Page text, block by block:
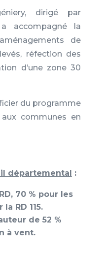
dirigé par
a accompagné la
de
réfection des
d’une zone 30
du programme
aux communes en
départemental :
70 % pour les
RD 115.
de 52 %
à vent.